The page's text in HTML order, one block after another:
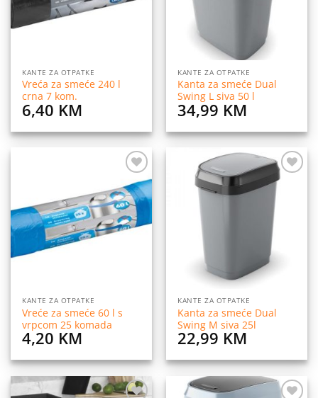
KANTE ZA OTPATKE
Vreća za smeće 240 l
crna 7 kom.
6,40 KM
KANTE ZA OTPATKE
Kanta za smeće Dual
Swing L siva 50 l
34,99 KM
Dodaj
na
listu
želja
KANTE ZA OTPATKE
Vreće za smeće 60 l s
vrpcom 25 komada
4,20 KM
Dodaj
KANTE ZA OTPATKE
Kanta za smeće Dual
Swing M siva 25l
22,99 KM